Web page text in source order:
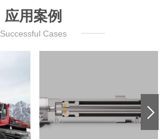
应用案例
Successful Cases